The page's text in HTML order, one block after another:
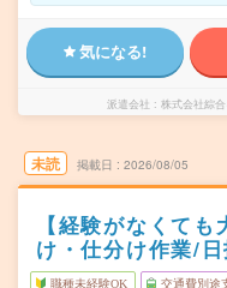
気になる!
派遣会社 株式会社綜
未読 掲載日 2026/08/05
【経験がなくて
け・仕分け作業/
職種未経験OK 交通費別途